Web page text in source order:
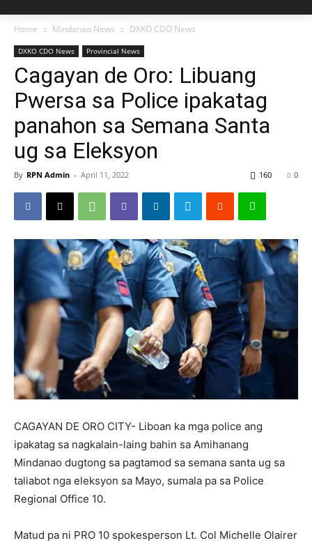
Home Mindanao News DXKO CDO News
DXKO CDO News Provincial News
Cagayan de Oro: Libuang
Pwersa sa Police ipakatag
panahon sa Semana Santa
ug sa Eleksyon
By RPN Admin - April 11, 2022 0
160
CAGAYAN DE ORO CITY- Liboan ka mga police ang
ipakatag sa nagkalain-laing bahin sa Amihanang
Mindanao dugtong sa pagtamod sa semana santa ug sa
taliabot nga eleksyon sa Mayo, sumala pa sa Police
Regional Office 10.
Matud pa ni PRO 10 spokesperson Lt. Col Michelle Olairer